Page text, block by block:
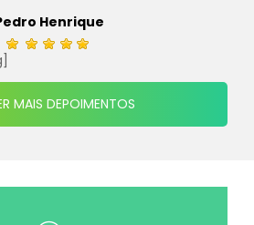
Henrique
MAIS DEPOIMENTOS